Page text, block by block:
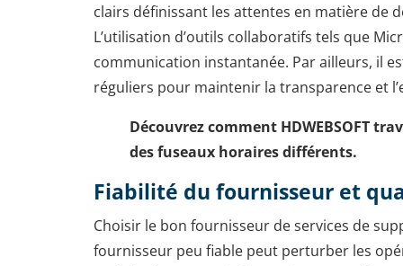
clairs définissant les attentes en matière de
L’utilisation d’outils collaboratifs tels que
communication instantanée. Par ailleurs, il
réguliers pour maintenir la transparence et
Découvrez comment HDWEBSOFT
des fuseaux horaires différents.
Fiabilité du fournisseur et
Choisir le bon fournisseur de services de
fournisseur peu fiable peut perturber les